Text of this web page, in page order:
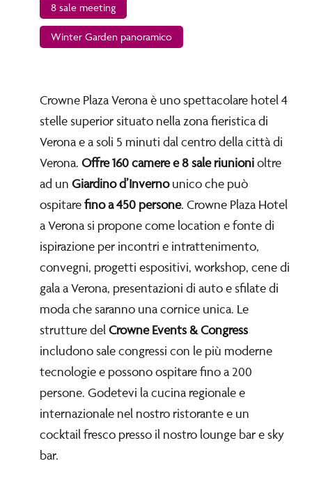
8 sale meeting
Winter Garden panoramico
Crowne Plaza Verona è uno spettacolare hotel 4
stelle superior situato nella zona fieristica di
Verona e a soli 5 minuti dal centro della città di
Verona.Offre 160 camere e 8 sale riunionioltre
ad un Giardino d’Invernounico che può
ospitarefino a 450 persone. Crowne Plaza Hotel
a Verona si propone come location e fonte di
ispirazione per incontri e intrattenimento,
convegni, progetti espositivi, workshop, cene di
gala a Verona, presentazioni di auto e sfilate di
moda che saranno una cornice unica. Le
strutture delCrowne Events & Congress
includono sale congressi con le più moderne
tecnologie e possono ospitare fino a 200
persone. Godetevi la cucina regionale e
internazionale nel nostro ristorante e un
cocktail fresco presso il nostro lounge bar e sky
bar.